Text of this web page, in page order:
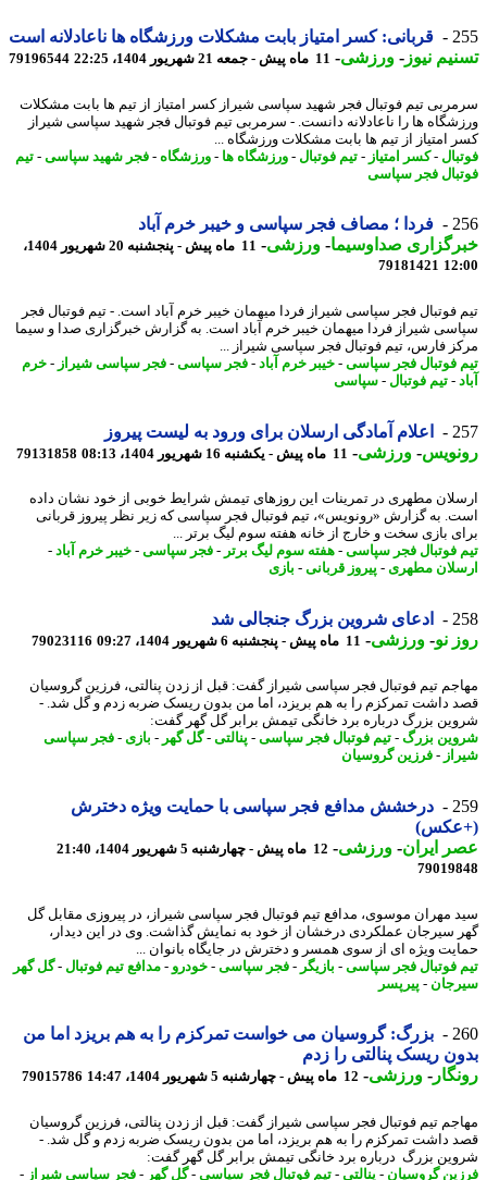
قربانی: کسر امتیاز بابت مشکلات ورزشگاه ها ناعادلانه است
نیوز-ورزشی-11 ماه پیش - جمعه 21 شهریور 1404، 22:25 79196544
تیم فوتبال فجر شهید سپاسی شیراز کسر امتیاز از تیم ها بابت مشکلات
ها را ناعادلانه دانست. - سرمربی تیم فوتبال فجر شهید سپاسی شیراز
امتیاز از تیم ها بابت مشکلات ورزشگاه ...
-کسر امتیاز-تیم فوتبال-ورزشگاه ها- ورزشگاه-فجر شهید سپاسی-تیم
فجر سپاسی
فردا ؛ مصاف فجر سپاسی و خیبر خرم آباد
صداوسیما-ورزشی-
11 ماه پیش - پنجشنبه 20 شهریور 1404،
79181421
فوتبال فجر سپاسی شیراز فردا میهمان خیبر خرم آباد است. - تیم فوتبال فجر
شیراز فردا میهمان خیبر خرم آباد است. به گزارش خبرگزاری صدا و سیما
فارس، تیم فوتبال فجر سپاسی شیراز ...
فوتبال فجر سپاسی-خیبر خرم آباد- فجر سپاسی-فجر سپاسی شیراز- خرم
تیم فوتبال-سپاسی
اعلام آمادگی ارسلان برای ورود به لیست پیروز
-ورزشی-11 ماه پیش - یکشنبه 16 شهریور 1404، 08:13 79131858
مطهری در تمرینات این روزهای تیمش شرایط خوبی از خود نشان داده
به گزارش «رونویس»، تیم فوتبال فجر سپاسی که زیر نظر پیروز قربانی
بازی سخت و خارج از خانه هفته سوم لیگ برتر ...
فوتبال فجر سپاسی-هفته سوم لیگ برتر - فجر سپاسی-خیبر خرم آباد-
مطهری- پیروز قربانی -بازی
ادعای شروین بزرگ جنجالی شد
نو- ورزشی-11 ماه پیش - پنجشنبه 6 شهریور 1404، 09:27 79023116
تیم فوتبال فجر سپاسی شیراز گفت: قبل از زدن پنالتی، فرزین گروسیان
داشت تمرکزم را به هم بریزد، اما من بدون ریسک ضربه زدم و گل شد. -
بزرگ درباره برد خانگی تیمش برابر گل گهر گفت:
بزرگ- تیم فوتبال فجر سپاسی-پنالتی-گل گهر-بازی - فجر سپاسی
- فرزین گروسیان
درخشش مدافع فجر سپاسی با حمایت ویژه دخترش
ایران- ورزشی-12 ماه پیش - چهارشنبه 5 شهریور 1404، 21:40
مهران موسوی، مدافع تیم فوتبال فجر سپاسی شیراز، در پیروزی مقابل گل
سیرجان عملکردی درخشان از خود به نمایش گذاشت. وی در این دیدار،
ویژه ای از سوی همسر و دخترش در جایگاه بانوان ...
فوتبال فجر سپاسی-بازیگر-فجر سپاسی-خودرو-مدافع تیم فوتبال-گل گهر
-پیرپسر
بزرگ: گروسیان می خواست تمرکزم را به هم بریزد اما من
ریسک پنالتی را زدم
-ورزشی-12 ماه پیش - چهارشنبه 5 شهریور 1404، 14:47 79015786
تیم فوتبال فجر سپاسی شیراز گفت: قبل از زدن پنالتی، فرزین گروسیان
داشت تمرکزم را به هم بریزد، اما من بدون ریسک ضربه زدم و گل شد. -
بزرگ درباره برد خانگی تیمش برابر گل گهر گفت:
گروسیان-پنالتی-تیم فوتبال فجر سپاسی-گل گهر-فجر سپاسی شیراز-